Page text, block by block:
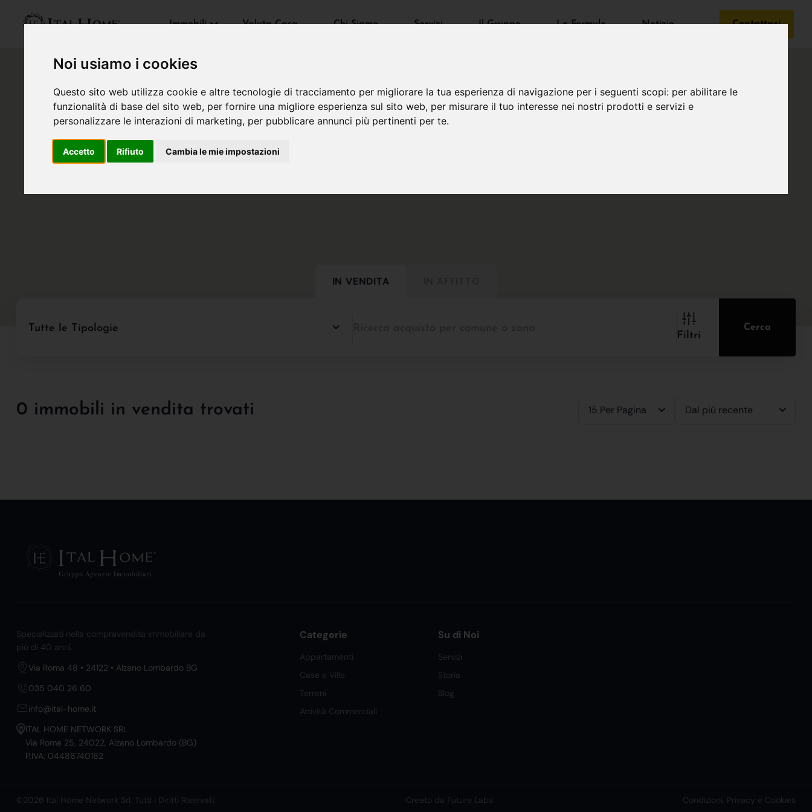
Noi usiamo i cookies
Questo sito web utilizza cookie e altre tecnologie di tracciamento per migliorare la tua esperienza di navigazione per i seguenti scopi: per abilitare le
funzionalità di base del sito web, per fornire una migliore esperienza sul sito web, per misurare il tuo interesse nei nostri prodotti e servizi e
personalizzare le interazioni di marketing, per pubblicare annunci più pertinenti per te.
Accetto Rifiuto Cambia le mie impostazioni
Immobili Valuta Casa Chi Siamo Servizi Il Gruppo Le Formule Notizie Contattaci
IN VENDITA
Tutte le Tipologie
Filtri
Cerca
0 immobili in vendita trovati 15 Per Pagina Dal più recente
Specializzati nella compravendita immobiliare da
più di 40 anni.
Via Roma 48 • 24122 • Alzano Lombardo BG
035 040 26 60
info@ital-home.it
ITAL HOME NETWORK SRL
Via Roma 25, 24022, Alzano Lombardo (BG)
P.IVA: 04486740162
Categorie
Appartamenti
Case e Ville
Terreni
Attività Commerciali
Su di Noi
Servizi
Storia
Blog
©2026 Ital Home Network Srl. Tutti i Diritti Riservati. Creato da Future Labs Condizioni, Privacy e Cookies